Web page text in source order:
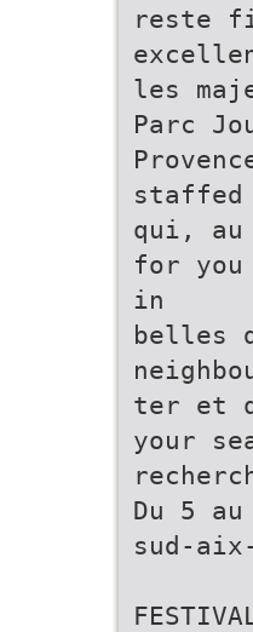
reste
les
Parc
staffed
qui, au
for
in
belles
ter et
your
Du 5
sud-